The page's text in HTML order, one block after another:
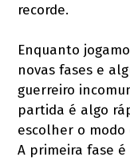
recorde.
Enquanto
novas fases e
guerreiro
partida é algo
escolher o
A primeira fase